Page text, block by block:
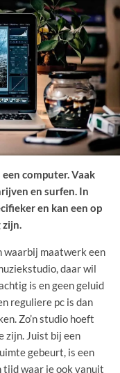
computer. Vaak
en surfen. In
en kan een op
zijn.
waarbij maatwerk een
daar wil
is en geen geluid
reguliere pc is dan
Zo’n studio hoeft
zijn. Juist bij een
gebeurt, is een
tijd waar je ook vanuit